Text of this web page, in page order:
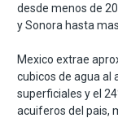
desde menos de
y Sonora hasta
Mexico extrae
cubicos de agua al
superficiales y el
acuiferos del pais,